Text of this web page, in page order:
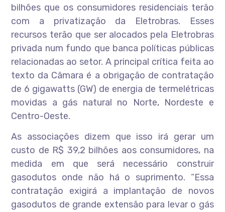
bilhões que os consumidores residenciais terão
com a privatização da Eletrobras. Esses
recursos terão que ser alocados pela Eletrobras
privada num fundo que banca políticas públicas
relacionadas ao setor. A principal crítica feita ao
texto da Câmara é a obrigação de contratação
de 6 gigawatts (GW) de energia de termelétricas
movidas a gás natural no Norte, Nordeste e
Centro-Oeste.
As associações dizem que isso irá gerar um
custo de R$ 39,2 bilhões aos consumidores, na
medida em que será necessário construir
gasodutos onde não há o suprimento. “Essa
contratação exigirá a implantação de novos
gasodutos de grande extensão para levar o gás